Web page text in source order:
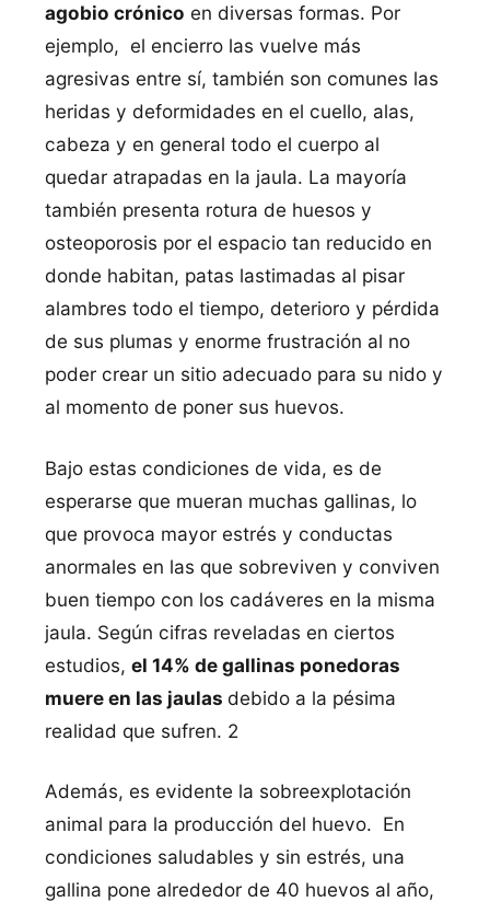
agobio crónico en diversas formas. Por
ejemplo, el encierro las vuelve más
agresivas entre sí, también son comunes las
heridas y deformidades en el cuello, alas,
cabeza y en general todo el cuerpo al
quedar atrapadas en la jaula. La mayoría
también presenta rotura de huesos y
osteoporosis por el espacio tan reducido en
donde habitan, patas lastimadas al pisar
alambres todo el tiempo, deterioro y pérdida
de sus plumas y enorme frustración al no
poder crear un sitio adecuado para su nido y
al momento de poner sus huevos.
Bajo estas condiciones de vida, es de
esperarse que mueran muchas gallinas, lo
que provoca mayor estrés y conductas
anormales en las que sobreviven y conviven
buen tiempo con los cadáveres en la misma
jaula. Según cifras reveladas en ciertos
estudios, el 14% de gallinas ponedoras
muere en las jaulas debido a la pésima
realidad que sufren. 2
Además, es evidente la sobreexplotación
animal para la producción del huevo. En
condiciones saludables y sin estrés, una
gallina pone alrededor de 40 huevos al año,